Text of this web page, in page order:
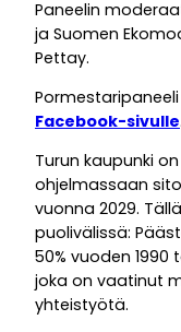
Paneelin
ja Suomen
Pettay.
Facebook-sivulle.
Turun kaupunki
ohjelmassaan
vuonna 2029.
puolivälissä:
50% vuoden
joka on vaatinut
yhteistyötä.